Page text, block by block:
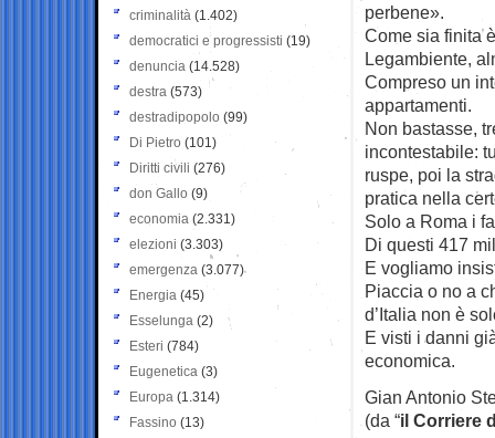
perbene».
Come sia finita
Legambiente,
Compreso un
appartamenti.
Non bastasse,
incontestabile:
ruspe, poi la
pratica nella
Solo a Roma i
Di questi 417
E vogliamo
Piaccia o no a
d’Italia non è
E visti i danni
economica.
Gian Antonio
(da “il Corriere
criminalità (1.402)
democratici e progressisti (19)
denuncia (14.528)
destra (573)
destradipopolo (99)
Di Pietro (101)
Diritti civili (276)
don Gallo (9)
economia (2.331)
elezioni (3.303)
emergenza (3.077)
Energia (45)
Esselunga (2)
Esteri (784)
Eugenetica (3)
Europa (1.314)
Fassino (13)